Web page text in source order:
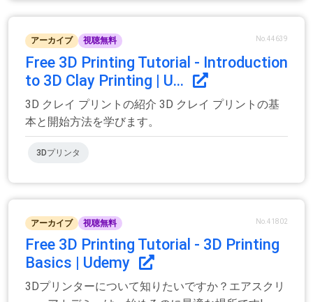
アーカイブ 視聴無料 No.44639
Free 3D Printing Tutorial - Introduction
to 3D Clay Printing | U...
3D クレイ プリントの紹介 3D クレイ プリントの基
本と開始方法を学びます。
3Dプリンタ
アーカイブ 視聴無料 No.41802
Free 3D Printing Tutorial - 3D Printing
Basics | Udemy
3Dプリンターについて知りたいですか？エアスクリ